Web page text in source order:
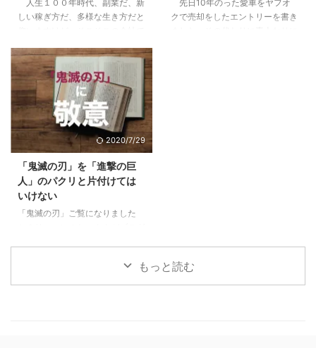
さなくていいかも4 pm型のあな
た、大丈夫。これから楽しめる5
ーとしての次の次元へ6 ご自分の
PM型を診断して ...
こと4.1 税制や資産運用の勉強に
なる。自分で持つのは全然違う。
人生１００年時代、副業だ、新
しい稼ぎ方だ、多様な生き方だと
少は出世をしていきたいじゃない
かと思っている方に、少しでも参
考になればと思います。 目次1
下記に当てはまる場合は出世から
遠ざかっている1.1 他の社員より
研修を受けていない＝あなたの期
待値が下がっている1.2 仕事の内
ずっとそれをやっていてくれ1.3
気にかけてくれる上役、上司がい
ない＝上がるエンジンがない2 そ
んな自分がこんな傾向に陥ってい
先日10年のった愛車をヤフオ
クで売却をしたエントリーを書き
2020/7/29
「鬼滅の刃」を「進撃の巨
人」のパクリと片付けては
いけない
「鬼滅の刃」ご覧になりました
はそんなことない、作者にとても
敬意を表したく。稚拙ながら僕な
もっと読む